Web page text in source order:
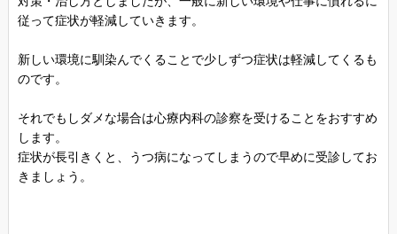
従って症状が軽減していきます。
新しい環境に馴染んでくることで少しずつ症状は軽減してくるも
のです。
それでもしダメな場合は心療内科の診察を受けることをおすすめ
します。
症状が長引きくと、うつ病になってしまうので早めに受診してお
きましょう。